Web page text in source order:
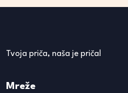
Tvoja priča, naša je priča!
Mreže